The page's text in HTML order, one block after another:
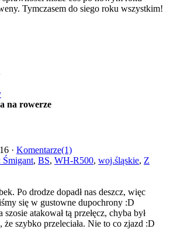
Tymczasem do siego roku wszystkim!
na rowerze
· Komentarze(1)
Śmigant, BS, WH-R500, woj.śląskie, Z
Po drodze dopadł nas deszcz, więc
się w gustowne dupochrony :D
atakował tą przełęcz, chyba był
że szybko przeleciała. Nie to co zjazd :D